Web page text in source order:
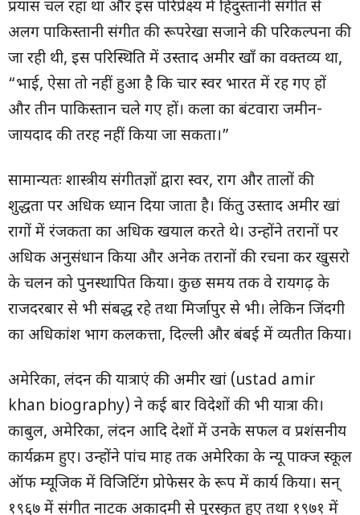
प्रयास चल रहा था और इस परिप्रेक्ष्य में हिंदुस्तानी संगीत से
अलग पाकिस्तानी संगीत की रूपरेखा सजाने की परिकल्पना की
जा रही थी, इस परिस्थिति में उस्ताद अमीर खाँ का वक्तव्य था,
“भाई, ऐसा तो नहीं हुआ है कि चार स्वर भारत में रह गए हों
और तीन पाकिस्तान चले गए हों। कला का बंटवारा जमीन-
जायदाद की तरह नहीं किया जा सकता।”
सामान्यतः शास्त्रीय संगीतज्ञों द्वारा स्वर, राग और तालों की
शुद्धता पर अधिक ध्यान दिया जाता है। किंतु उस्ताद अमीर खां
रागों में रंजकता का अधिक खयाल करते थे। उन्होंने तरानों पर
अधिक अनुसंधान किया और अनेक तरानों की रचना कर खुसरो
के चलन को पुनस्थापित किया। कुछ समय तक वे रायगढ़ के
राजदरबार से भी संबद्ध रहे तथा मिर्जापुर से भी। लेकिन जिंदगी
का अधिकांश भाग कलकत्ता, दिल्ली और बंबई में व्यतीत किया।
अमेरिका, लंदन की यात्राएं की अमीर खां (ustad amir
khan biography) ने कई बार विदेशों की भी यात्रा की।
काबुल, अमेरिका, लंदन आदि देशों में उनके सफल व प्रशंसनीय
कार्यक्रम हुए। उन्होंने पांच माह तक अमेरिका के न्यू पाक्ज स्कूल
ऑफ म्यूजिक में विजिटिंग प्रोफेसर के रूप में कार्य किया। सन्
१९६७ में संगीत नाटक अकादमी से पुरस्कृत हुए तथा १९७१ में